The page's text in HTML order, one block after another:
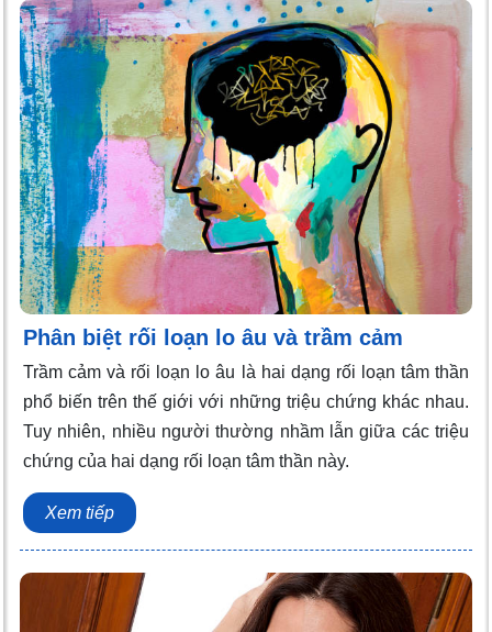
Phân biệt rối loạn lo âu và trầm cảm
Trầm cảm và rối loạn lo âu là hai dạng rối loạn tâm thần
phổ biến trên thế giới với những triệu chứng khác nhau.
Tuy nhiên, nhiều người thường nhầm lẫn giữa các triệu
chứng của hai dạng rối loạn tâm thần này.
Xem tiếp